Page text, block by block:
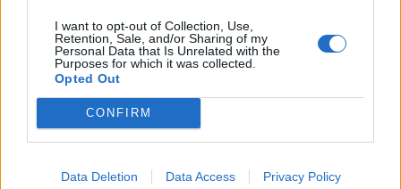
I want to opt-out of Collection, Use,
Retention, Sale, and/or Sharing of my
Personal Data that Is Unrelated with the
Purposes for which it was collected.
Opted Out
CONFIRM
Data Deletion Data Access Privacy Policy
PÅ STARTSIDAN JUST NU